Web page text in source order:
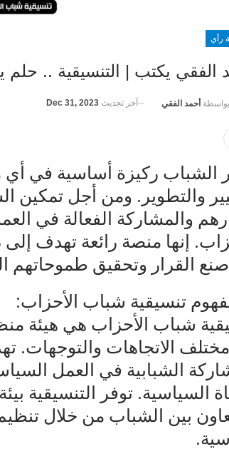
رأي
الفقي يكتب | التنسيقية .. حلم
بواسطة أحمد الفقي آخر تحديث Dec 31, 2023
الشباب ركيزة أساسية في أي
والتطوير. ومن أجل تمكين
والمشاركة الفعالة في
إنها منصة رائعة تهدف
القرار وتحقيق طموحاتهم
شباب الأحزاب هي هيئة
الاتجاهات والتوجهات.
الشبابية في العمل
السياسية. توفر التنسيقية
بين الشباب من خلال